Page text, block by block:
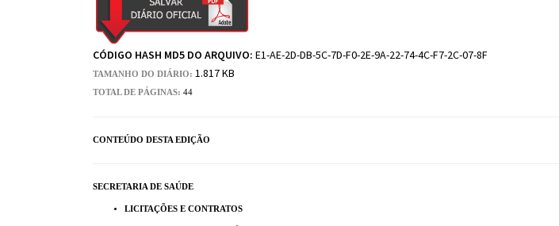
CÓDIGO HASH MD5 DO ARQUIVO: E1-AE-2D-DB-5C-7D-F0-2E-9A-22-74-4C-F7-2C-07-8F
TAMANHO DO DIÁRIO: 1.817 KB
TOTAL DE PÁGINAS: 44
CONTEÚDO DESTA EDIÇÃO
SECRETARIA DE SAÚDE
LICITAÇÕES E CONTRATOS